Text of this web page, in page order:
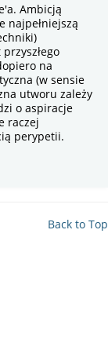
Ambicją
najpełniejszą
na
(w sensie
utworu zależy
o aspiracje
raczej
perypetii.
Back to Top